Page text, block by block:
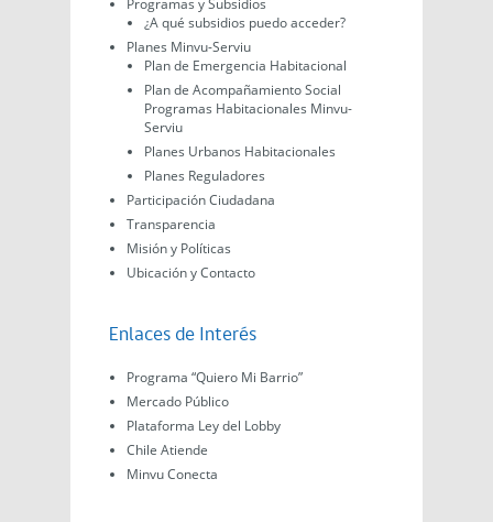
¿A qué subsidios puedo acceder?
Planes Minvu-Serviu
Plan de Emergencia Habitacional
Plan de Acompañamiento Social
Programas Habitacionales Minvu-
Serviu
Planes Urbanos Habitacionales
Planes Reguladores
Participación Ciudadana
Transparencia
Misión y Políticas
Ubicación y Contacto
Enlaces de Interés
Programa “Quiero Mi Barrio”
Mercado Público
Plataforma Ley del Lobby
Chile Atiende
Minvu Conecta